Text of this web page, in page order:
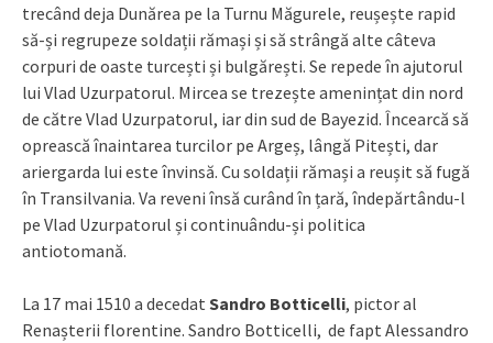
trecând deja Dunărea pe la Turnu Măgurele, reușește rapid
să-și regrupeze soldații rămași și să strângă alte câteva
corpuri de oaste turcești și bulgărești. Se repede în ajutorul
lui Vlad Uzurpatorul. Mircea se trezește amenințat din nord
de către Vlad Uzurpatorul, iar din sud de Bayezid. Încearcă să
oprească înaintarea turcilor pe Argeș, lângă Pitești, dar
ariergarda lui este învinsă. Cu soldații rămași a reușit să fugă
în Transilvania. Va reveni însă curând în țară, îndepărtându-l
pe Vlad Uzurpatorul și continuându-și politica
antiotomană.
La 17 mai 1510 a decedat Sandro Botticelli, pictor al
Renașterii florentine. Sandro Botticelli, de fapt Alessandro